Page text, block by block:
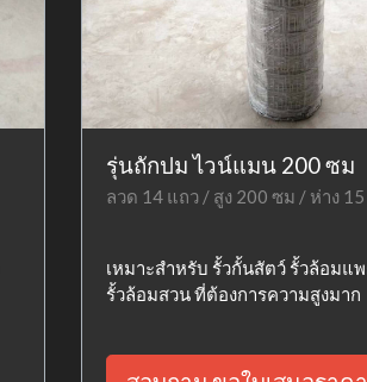
รุ่นถักปม ไวน์แมน 200 ซม
ลวด 14 แถว / สูง 200 ซม / ห่าง
เหมาะสำหรับ รั้วกั้นสัตว์ รั้วล้อมแ
รั้วล้อมสวน ที่ต้องการความสูงมาก